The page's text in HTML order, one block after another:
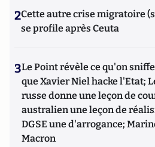
2Cette autre crise migratoire
se profile après Ceuta
3Le Point révèle ce qu'on
que Xavier Niel hacke l'Etat;
russe donne une leçon de
australien une leçon de
DGSE une d'arrogance;
Macron